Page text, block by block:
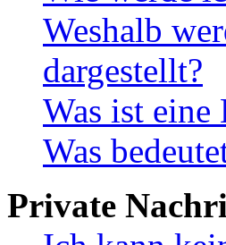
Weshalb
dargestellt?
Was ist eine
Was
Private